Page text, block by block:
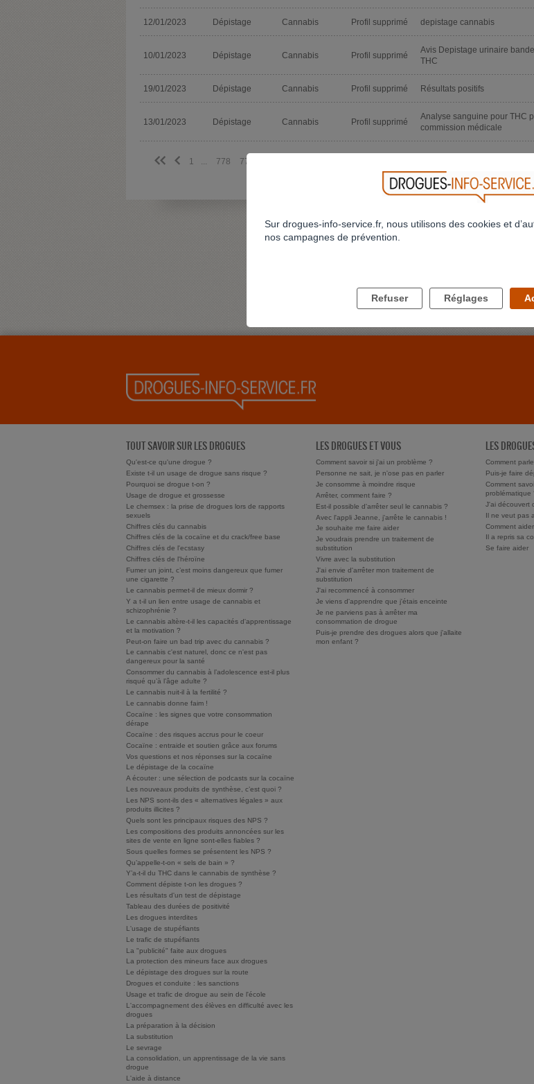
12/01/2023 Dépistage Cannabis Profil supprimé depistage cannabis
10/01/2023 Dépistage Cannabis Profil supprimé
Avis Depistage urinaire
THC
19/01/2023 Dépistage Cannabis Profil supprimé Résultats positifs
13/01/2023 Dépistage Cannabis Profil supprimé
Analyse sanguine pour THC
commission médicale
<< < 1 778 779
TOUT SAVOIR SUR LES DROGUES
Qu'est-ce qu'une drogue ?
Existe t-il un usage de drogue sans risque ?
Pourquoi se drogue t-on ?
Usage de drogue et grossesse
Le chemsex : la prise de drogues lors de rapports
sexuels
Chiffres clés du cannabis
Chiffres clés de la cocaïne et du crack/free base
Chiffres clés de l'ecstasy
Chiffres clés de l'héroïne
Fumer un joint, c’est moins dangereux que fumer
une cigarette ?
Le cannabis permet-il de mieux dormir ?
Y a t-il un lien entre usage de cannabis et
schizophrénie ?
Le cannabis altère-t-il les capacités d'apprentissage
et la motivation ?
Peut-on faire un bad trip avec du cannabis ?
Le cannabis c'est naturel, donc ce n'est pas
dangereux pour la santé
Consommer du cannabis à l’adolescence est-il plus
risqué qu’à l’âge adulte ?
Le cannabis nuit-il à la fertilité ?
Le cannabis donne faim !
Cocaïne : les signes que votre consommation
dérape
Cocaïne : des risques accrus pour le coeur
Cocaïne : entraide et soutien grâce aux forums
Vos questions et nos réponses sur la cocaïne
Le dépistage de la cocaïne
A écouter : une sélection de podcasts sur la cocaïne
Les nouveaux produits de synthèse, c’est quoi ?
Les NPS sont-ils des « alternatives légales » aux
produits illicites ?
Quels sont les principaux risques des NPS ?
Les compositions des produits annoncées sur les
sites de vente en ligne sont-elles fiables ?
Sous quelles formes se présentent les NPS ?
Qu’appelle-t-on « sels de bain » ?
Y’a-t-il du THC dans le cannabis de synthèse ?
Comment dépiste t-on les drogues ?
Les résultats d'un test de dépistage
Tableau des durées de positivité
Les drogues interdites
L'usage de stupéfiants
Le trafic de stupéfiants
La "publicité" faite aux drogues
La protection des mineurs face aux drogues
Le dépistage des drogues sur la route
Drogues et conduite : les sanctions
Usage et trafic de drogue au sein de l'école
L'accompagnement des élèves en difficulté avec les
drogues
La préparation à la décision
La substitution
Le sevrage
La consolidation, un apprentissage de la vie sans
drogue
L'aide à distance
LES DROGUES ET VOUS
Comment savoir si j'ai un problème ?
Personne ne sait, je n'ose pas en parler
Je consomme à moindre risque
Arrêter, comment faire ?
Est-il possible d'arrêter seul le cannabis ?
Avec l'appli Jeanne, j'arrête le cannabis !
Je souhaite me faire aider
Je voudrais prendre un traitement de
substitution
Vivre avec la substitution
J'ai envie d'arrêter mon traitement de
substitution
J'ai recommencé à consommer
Je viens d'apprendre que j'étais enceinte
Je ne parviens pas à arrêter ma
consommation de drogue
Puis-je prendre des drogues alors que j'allaite
mon enfant ?
LES
Comment
Puis-je faire
Comment
problématique
J'ai découvert
Il ne veut pas
Comment
Il a repris sa
Se faire aider
Sur drogues-info-service.fr, nous utilisons des cookies et
nos campagnes de prévention.
Refuser Réglages